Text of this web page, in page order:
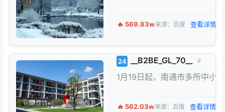
🔥 569.83w来源：百度 查看详情 →
24 __B2BE_GL_70__ #
1月19日起，南通市多所中小
🔥 562.03w来源：百度 查看详情 →